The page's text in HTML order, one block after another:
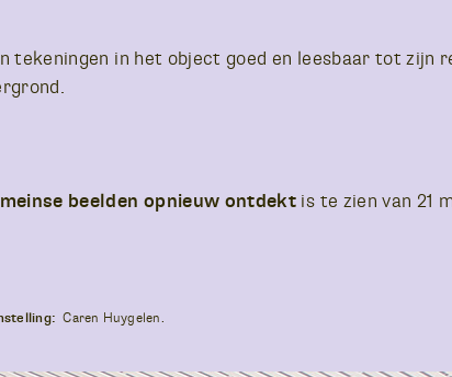
tekeningen in het object goed en leesbaar tot zijn
beelden opnieuw ontdekt is te zien van 21
Caren Huygelen.